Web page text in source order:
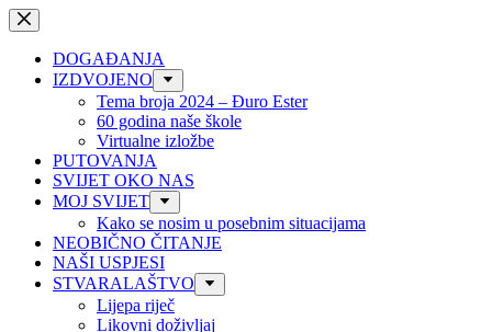
Preskoči
na
sadržajDOGAĐANJA
IZDVOJENO
Tema broja 2024 – Đuro Ester
60 godina naše škole
Virtualne izložbe
PUTOVANJA
SVIJET OKO NAS
MOJ SVIJET
Kako se nosim u posebnim situacijama
NEOBIČNO ČITANJE
NAŠI USPJESI
STVARALAŠTVO
Lijepa riječ
Likovni doživljaj